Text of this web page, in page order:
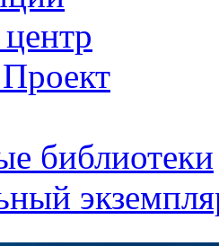
библиотеки